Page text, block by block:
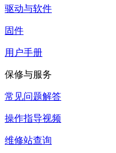
驱动与软件
固件
用户手册
保修与服务
常见问题解答
操作指导视频
维修站查询